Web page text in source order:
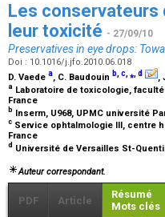
Les conservateurs
leur toxicité - 27/09/10
Preservatives in eye drops:
Doi : 10.1016/j.jfo.2010.06.018
D. Vaede a, C. Baudouin b,c,⁎,d ,
a Laboratoire de toxicologie,
France
b Inserm, U968, UPMC université
c Service ophtalmologie III, centre
France
d Université de Versailles St-
Auteur correspondant.
PDF Article
Résumé
Mots clés